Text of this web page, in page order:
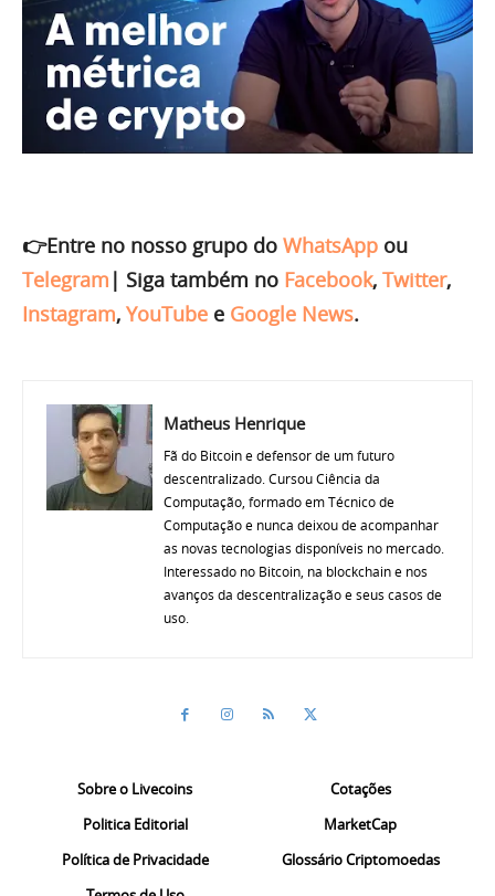
👉Entre no nosso grupo do WhatsApp ou
Telegram | Siga também no Facebook, Twitter,
Instagram, YouTube e Google News.
Matheus Henrique
Fã do Bitcoin e defensor de um futuro
descentralizado. Cursou Ciência da
Computação, formado em Técnico de
Computação e nunca deixou de acompanhar
as novas tecnologias disponíveis no mercado.
Interessado no Bitcoin, na blockchain e nos
avanços da descentralização e seus casos de
uso.
Sobre o Livecoins
Politica Editorial
Política de Privacidade
Cotações
MarketCap
Glossário Criptomoedas